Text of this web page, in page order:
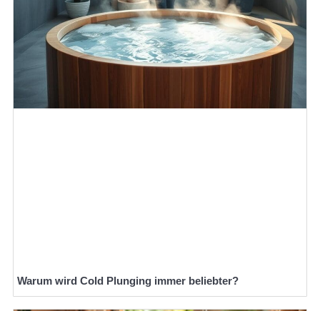
Warum wird Cold Plunging immer beliebter?